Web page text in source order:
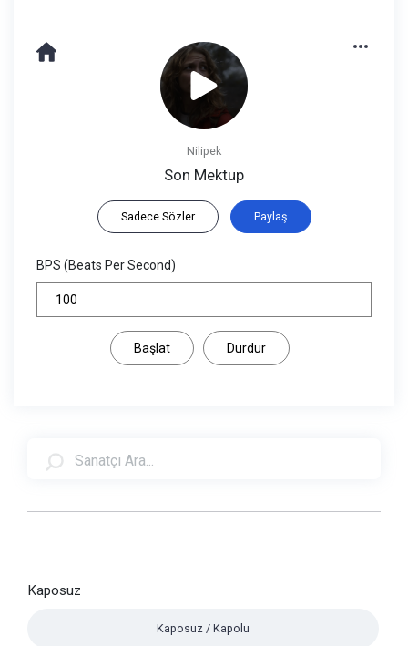
Nilipek
Son Mektup
Sadece Sözler Paylaş
BPS (Beats Per Second)
Başlat Durdur
Kaposuz
Kaposuz / Kapolu